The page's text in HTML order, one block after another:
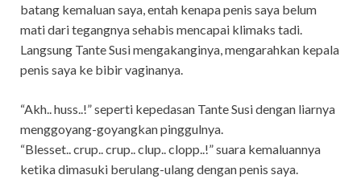
batang kemaluan saya, entah kenapa penis saya belum
mati dari tegangnya sehabis mencapai klimaks tadi.
Langsung Tante Susi mengakanginya, mengarahkan kepala
penis saya ke bibir vaginanya.
“Akh.. huss..!” seperti kepedasan Tante Susi dengan liarnya
menggoyang-goyangkan pinggulnya.
“Blesset.. crup.. crup.. clup.. clopp..!” suara kemaluannya
ketika dimasuki berulang-ulang dengan penis saya.